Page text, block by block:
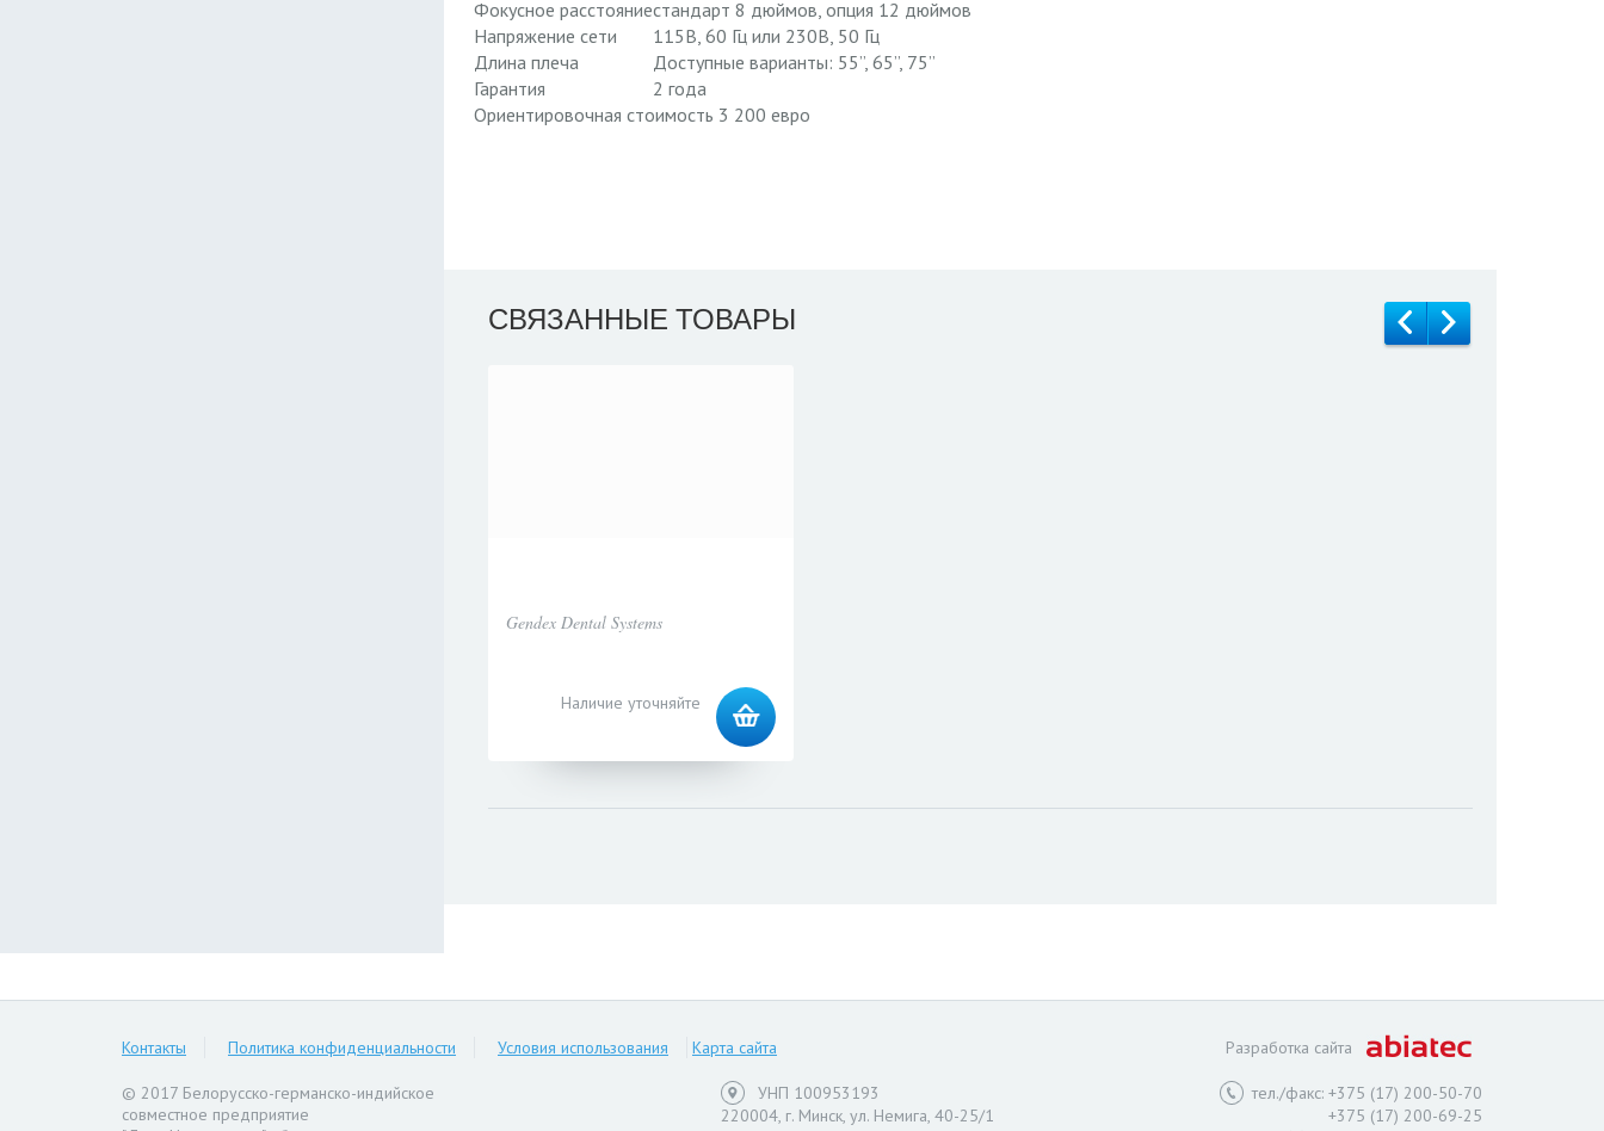
Фокусное расстояниестандарт 8 дюймов, опция 12 дюймов
Напряжение сети
115В, 60 Гц или 230В, 50 Гц
Длина плеча
Доступные варианты: 55”, 65”, 75”
Гарантия
2 года
Ориентировочная стоимость 3 200 евро
СВЯЗАННЫЕ ТОВАРЫ
Gendex Dental Systems
Наличие уточняйте
Контакты Политика конфиденциальности Условия использования Карта сайта
© 2017 Белорусско-германско-индийское
совместное предприятие
УНП 100953193
220004, г. Минск, ул. Немига, 40-25/1
Разработка сайта
тел./факс: +375 (17) 200-50-70
+375 (17) 200-69-25